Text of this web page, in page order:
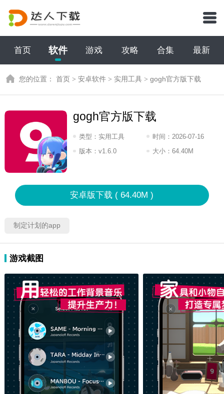
首页 软件 游戏 攻略 合集 最新
您的位置：首页 >安卓软件 > 实用工具 >gogh官方版下载
gogh官方版下载
类型： 实用工具 时间： 2026-07-16
15:2026
版本：v1.6.0 大小： 64.40M
安卓版下载 ( 64.40M )
制定计划的app
游戏截图